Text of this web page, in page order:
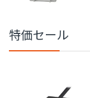
15,000
特価セール